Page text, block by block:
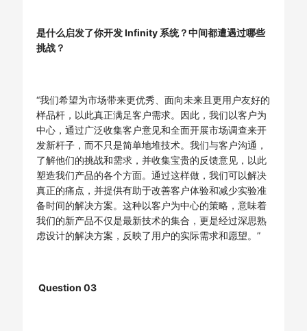
是什么启发了你开发 Infinity 系统？中间都遭遇过哪些
挑战？
“我们希望为市场带来更优秀、面向未来且更用户友好的
样品杆，以此真正满足客户需求。因此，我们以客户为
中心，通过广泛收集客户意见和全面开展市场调查来开
发新杆子，而不只是简单地堆技术。我们与客户沟通，
了解他们的挑战和需求，并收集宝贵的反馈意见，以此
塑造我们产品的各个方面。通过这样做，我们可以解决
真正的痛点，并提供有助于改善客户体验和减少实验准
备时间的解决方案。这种以客户为中心的策略，意味着
我们的新产品不仅是最新技术的集合，更是经过深思熟
虑设计的解决方案，反映了用户的实际需求和愿望。”
Question 03